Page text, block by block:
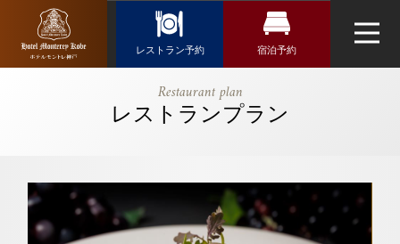
テルモントレ
神戸｜三ノ宮
駅・三宮駅近
宿泊予約
レストラン予約
Restaurant plan
レストランプラン
トップページ
Reservation
レストラン予約
イタリアンレストラン「サンミケーレ」
（受付時間 10:30～20:00）
宿泊検索
航空券＋宿泊検索
チェックイン日がお決まりの方
チェックイン